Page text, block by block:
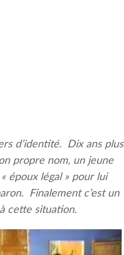
d’identité. Dix ans plus
propre nom, un jeune
époux légal » pour lui
Finalement c’est un
cette situation.